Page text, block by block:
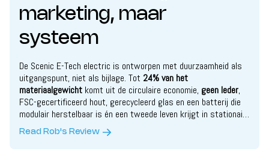
marketing, maar
systeem
De Scenic E-Tech electric is ontworpen met duurzaamheid als
uitgangspunt, niet als bijlage. Tot 24% van het
materiaalgewicht komt uit de circulaire economie, geen leder,
FSC-gecertificeerd hout, gerecycleerd glas en een batterij die
modulair herstelbaar is én een tweede leven krijgt in stationaire
opslag.
Read Rob's Review